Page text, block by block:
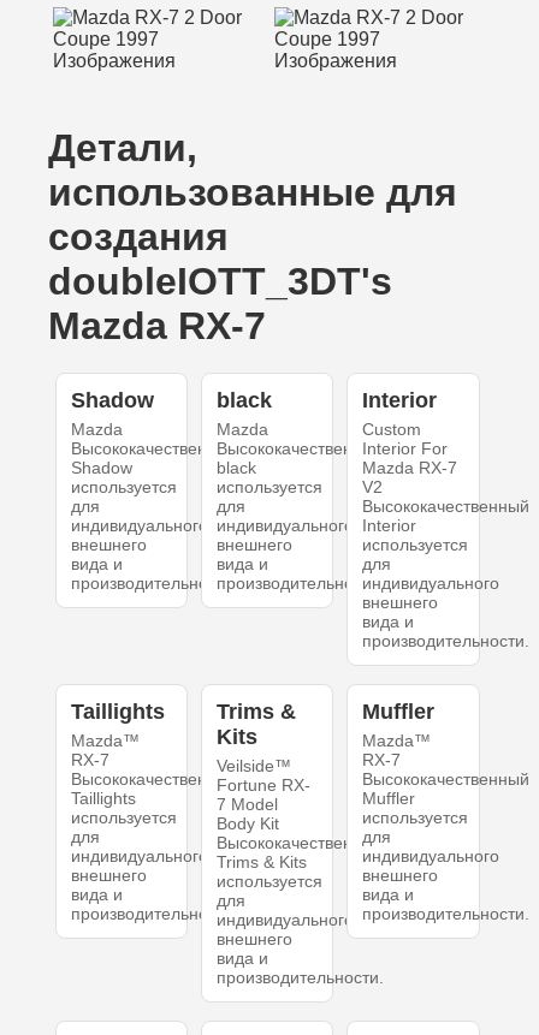
Детали,
использованные для
создания
doubleIOTT_3DT's
Mazda RX-7
Shadow
Mazda
Высококачественный
Shadow
используется
для
индивидуального
внешнего
вида и
производительности.
black
Mazda
Высококачественный
black
используется
для
индивидуального
внешнего
вида и
производительности.
Interior
Custom
Interior For
Mazda RX-7
V2
Высококачественный
Interior
используется
для
индивидуального
внешнего
вида и
производительности.
Taillights
Mazda™
RX-7
Высококачественный
Taillights
используется
для
индивидуального
внешнего
вида и
производительности.
Trims &
Kits
Veilside™
Fortune RX-
7 Model
Body Kit
Высококачественный
Trims & Kits
используется
для
индивидуального
внешнего
вида и
производительности.
Muffler
Mazda™
RX-7
Высококачественный
Muffler
используется
для
индивидуального
внешнего
вида и
производительности.